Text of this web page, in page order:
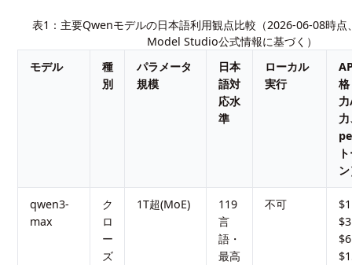
表1：主要Qwenモデルの日本語利用観点比較（2026-06-08時
Model Studio公式情報に基づく）
モデル
種
別
パラメータ
規模
日本
語対
応水
準
ローカル
実行
qwen3-
max
ク
ロ
ー
ズ
1T超(MoE)
119
言
語・
最高
不可